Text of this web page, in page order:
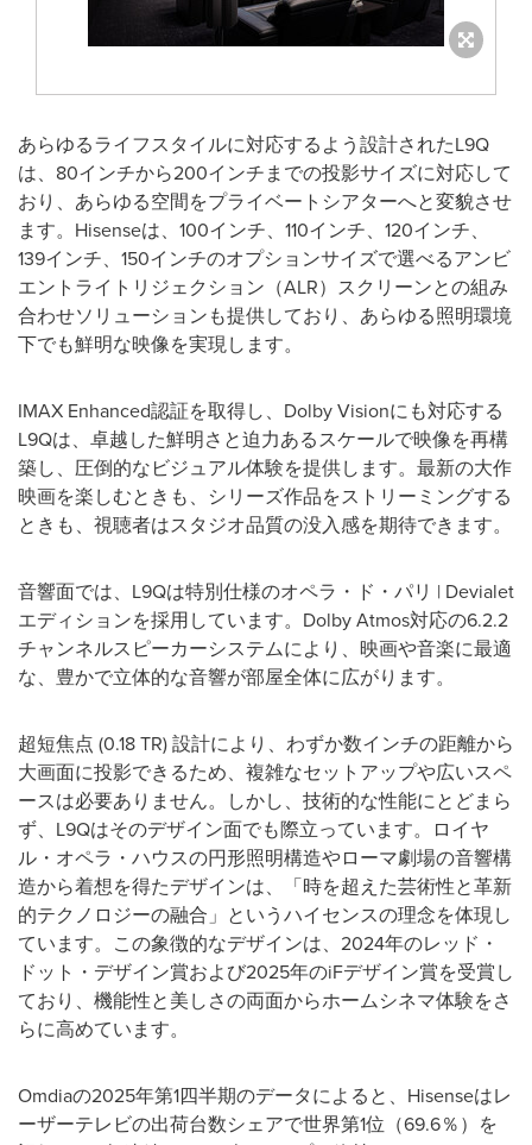
あらゆるライフスタイルに対応するよう設計されたL9Q
は、80インチから200インチまでの投影サイズに対応して
おり、あらゆる空間をプライベートシアターへと変貌させ
ます。Hisenseは、100インチ、110インチ、120インチ、
139インチ、150インチのオプションサイズで選べるアンビ
エントライトリジェクション（ALR）スクリーンとの組み
合わせソリューションも提供しており、あらゆる照明環境
下でも鮮明な映像を実現します。
IMAX Enhanced認証を取得し、Dolby Visionにも対応する
L9Qは、卓越した鮮明さと迫力あるスケールで映像を再構
築し、圧倒的なビジュアル体験を提供します。最新の大作
映画を楽しむときも、シリーズ作品をストリーミングする
ときも、視聴者はスタジオ品質の没入感を期待できます。
音響面では、L9Qは特別仕様のオペラ・ド・パリ | Devialet
エディションを採用しています。Dolby Atmos対応の6.2.2
チャンネルスピーカーシステムにより、映画や音楽に最適
な、豊かで立体的な音響が部屋全体に広がります。
超短焦点 (0.18 TR) 設計により、わずか数インチの距離から
大画面に投影できるため、複雑なセットアップや広いスペ
ースは必要ありません。しかし、技術的な性能にとどまら
ず、L9Qはそのデザイン面でも際立っています。ロイヤ
ル・オペラ・ハウスの円形照明構造やローマ劇場の音響構
造から着想を得たデザインは、「時を超えた芸術性と革新
的テクノロジーの融合」というハイセンスの理念を体現し
ています。この象徴的なデザインは、2024年のレッド・
ドット・デザイン賞および2025年のiFデザイン賞を受賞し
ており、機能性と美しさの両面からホームシネマ体験をさ
らに高めています。
Omdiaの2025年第1四半期のデータによると、Hisenseはレ
ーザーテレビの出荷台数シェアで世界第1位（69.6％）を